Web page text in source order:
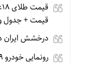
قیمت + جدول
درخشش ایران